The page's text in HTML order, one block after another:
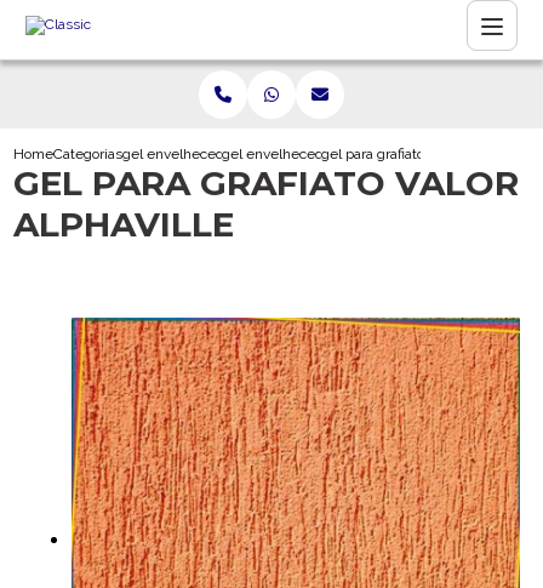
HomeCategoriasgel envelhecedorgel envelhecedor para gessogel para grafiato valor alphaville
GEL PARA GRAFIATO VALOR
ALPHAVILLE